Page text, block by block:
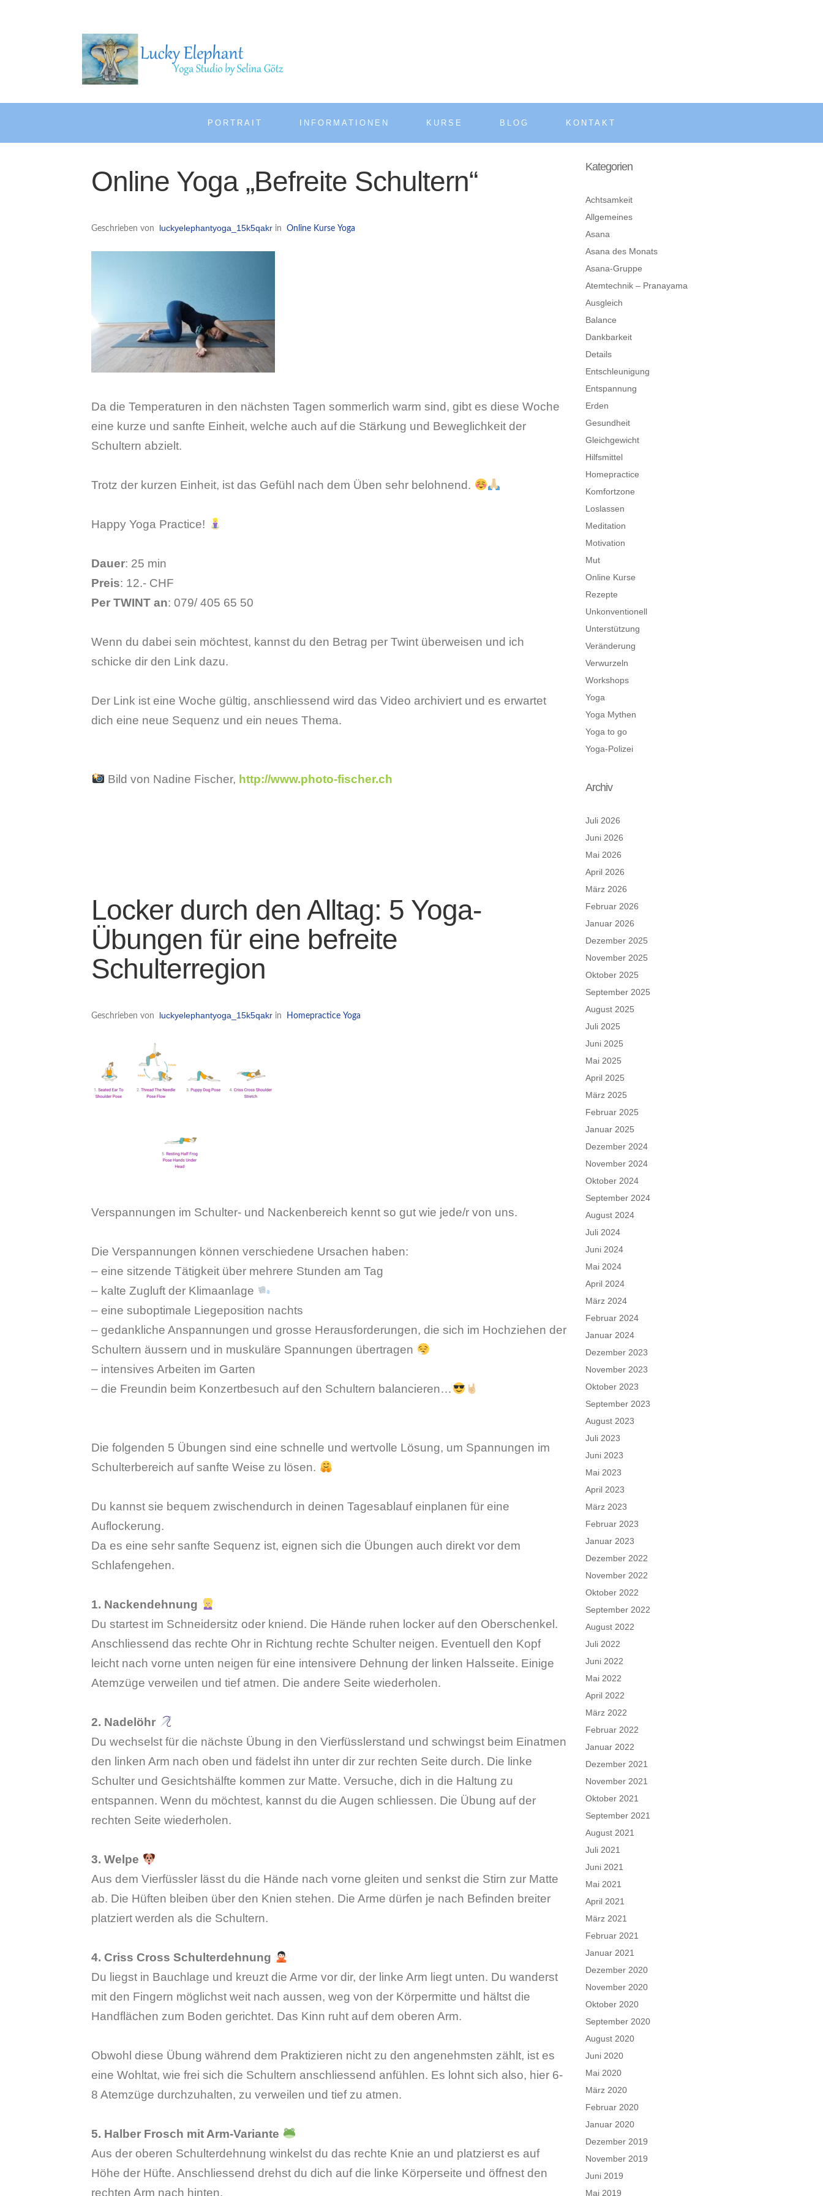
PORTRAIT INFORMATIONEN KURSE BLOG KONTAKT
Online Yoga „Befreite Schultern“
Geschrieben von luckyelephantyoga_15k5qakr in Online Kurse Yoga
Da die Temperaturen in den nächsten Tagen sommerlich warm sind, gibt es diese Woche
eine kurze und sanfte Einheit, welche auch auf die Stärkung und Beweglichkeit der
Schultern abzielt.
Trotz der kurzen Einheit, ist das Gefühl nach dem Üben sehr belohnend.
Happy Yoga Practice!
Dauer: 25 min
Preis: 12.- CHF
Per TWINT an: 079/ 405 65 50
Wenn du dabei sein möchtest, kannst du den Betrag per Twint überweisen und ich
schicke dir den Link dazu.
Der Link ist eine Woche gültig, anschliessend wird das Video archiviert und es erwartet
dich eine neue Sequenz und ein neues Thema.
Bild von Nadine Fischer, http://www.photo-fischer.ch
Locker durch den Alltag: 5 Yoga-
Übungen für eine befreite
Schulterregion
Geschrieben von luckyelephantyoga_15k5qakr in Homepractice Yoga
Verspannungen im Schulter- und Nackenbereich kennt so gut wie jede/r von uns.
Die Verspannungen können verschiedene Ursachen haben:
– eine sitzende Tätigkeit über mehrere Stunden am Tag
– kalte Zugluft der Klimaanlage
– eine suboptimale Liegeposition nachts
– gedankliche Anspannungen und grosse Herausforderungen, die sich im Hochziehen der
Schultern äussern und in muskuläre Spannungen übertragen
– intensives Arbeiten im Garten
– die Freundin beim Konzertbesuch auf den Schultern balancieren…
Die folgenden 5 Übungen sind eine schnelle und wertvolle Lösung, um Spannungen im
Schulterbereich auf sanfte Weise zu lösen.
Du kannst sie bequem zwischendurch in deinen Tagesablauf einplanen für eine
Auflockerung.
Da es eine sehr sanfte Sequenz ist, eignen sich die Übungen auch direkt vor dem
Schlafengehen.
1. Nackendehnung
Du startest im Schneidersitz oder kniend. Die Hände ruhen locker auf den Oberschenkel.
Anschliessend das rechte Ohr in Richtung rechte Schulter neigen. Eventuell den Kopf
leicht nach vorne unten neigen für eine intensivere Dehnung der linken Halsseite. Einige
Atemzüge verweilen und tief atmen. Die andere Seite wiederholen.
2. Nadelöhr
Du wechselst für die nächste Übung in den Vierfüsslerstand und schwingst beim Einatmen
den linken Arm nach oben und fädelst ihn unter dir zur rechten Seite durch. Die linke
Schulter und Gesichtshälfte kommen zur Matte. Versuche, dich in die Haltung zu
entspannen. Wenn du möchtest, kannst du die Augen schliessen. Die Übung auf der
rechten Seite wiederholen.
3. Welpe
Aus dem Vierfüssler lässt du die Hände nach vorne gleiten und senkst die Stirn zur Matte
ab. Die Hüften bleiben über den Knien stehen. Die Arme dürfen je nach Befinden breiter
platziert werden als die Schultern.
4. Criss Cross Schulterdehnung
Du liegst in Bauchlage und kreuzt die Arme vor dir, der linke Arm liegt unten. Du wanderst
mit den Fingern möglichst weit nach aussen, weg von der Körpermitte und hältst die
Handflächen zum Boden gerichtet. Das Kinn ruht auf dem oberen Arm.
Obwohl diese Übung während dem Praktizieren nicht zu den angenehmsten zählt, ist es
eine Wohltat, wie frei sich die Schultern anschliessend anfühlen. Es lohnt sich also, hier 6-
8 Atemzüge durchzuhalten, zu verweilen und tief zu atmen.
5. Halber Frosch mit Arm-Variante
Aus der oberen Schulterdehnung winkelst du das rechte Knie an und platzierst es auf
Höhe der Hüfte. Anschliessend drehst du dich auf die linke Körperseite und öffnest den
rechten Arm nach hinten.
Kategorien
Achtsamkeit
Allgemeines
Asana
Asana des Monats
Asana-Gruppe
Atemtechnik – Pranayama
Ausgleich
Balance
Dankbarkeit
Details
Entschleunigung
Entspannung
Erden
Gesundheit
Gleichgewicht
Hilfsmittel
Homepractice
Komfortzone
Loslassen
Meditation
Motivation
Mut
Online Kurse
Rezepte
Unkonventionell
Unterstützung
Veränderung
Verwurzeln
Workshops
Yoga
Yoga Mythen
Yoga to go
Yoga-Polizei
Archiv
Juli 2026
Juni 2026
Mai 2026
April 2026
März 2026
Februar 2026
Januar 2026
Dezember 2025
November 2025
Oktober 2025
September 2025
August 2025
Juli 2025
Juni 2025
Mai 2025
April 2025
März 2025
Februar 2025
Januar 2025
Dezember 2024
November 2024
Oktober 2024
September 2024
August 2024
Juli 2024
Juni 2024
Mai 2024
April 2024
März 2024
Februar 2024
Januar 2024
Dezember 2023
November 2023
Oktober 2023
September 2023
August 2023
Juli 2023
Juni 2023
Mai 2023
April 2023
März 2023
Februar 2023
Januar 2023
Dezember 2022
November 2022
Oktober 2022
September 2022
August 2022
Juli 2022
Juni 2022
Mai 2022
April 2022
März 2022
Februar 2022
Januar 2022
Dezember 2021
November 2021
Oktober 2021
September 2021
August 2021
Juli 2021
Juni 2021
Mai 2021
April 2021
März 2021
Februar 2021
Januar 2021
Dezember 2020
November 2020
Oktober 2020
September 2020
August 2020
Juni 2020
Mai 2020
März 2020
Februar 2020
Januar 2020
Dezember 2019
November 2019
Juni 2019
Mai 2019